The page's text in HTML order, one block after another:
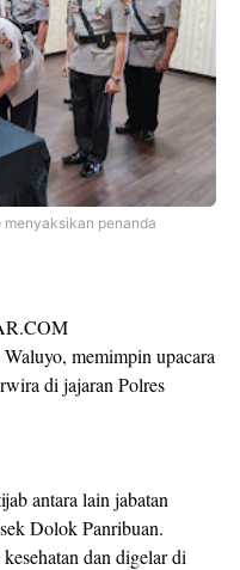
menyaksikan penanda
memimpin upacara
di jajaran Polres
antara lain jabatan
Dolok Panribuan.
dan digelar di